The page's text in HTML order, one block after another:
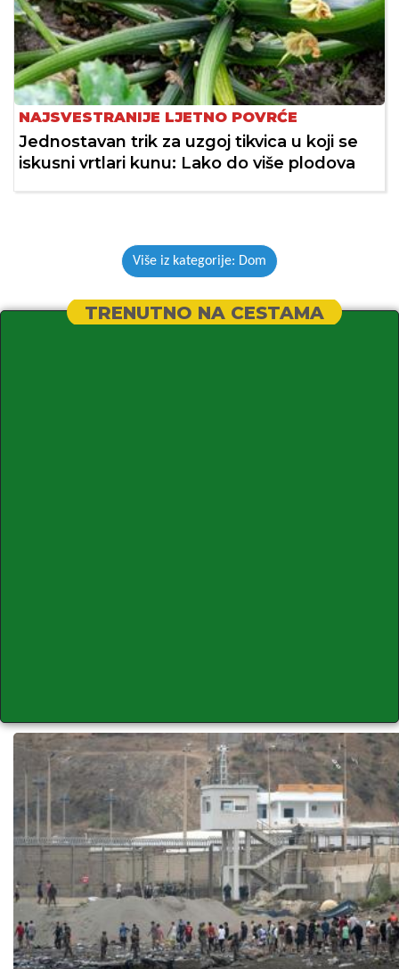
NAJSVESTRANIJE LJETNO POVRĆE
Jednostavan trik za uzgoj tikvica u koji se
iskusni vrtlari kunu: Lako do više plodova
Više iz kategorije: Dom
TRENUTNO NA CESTAMA